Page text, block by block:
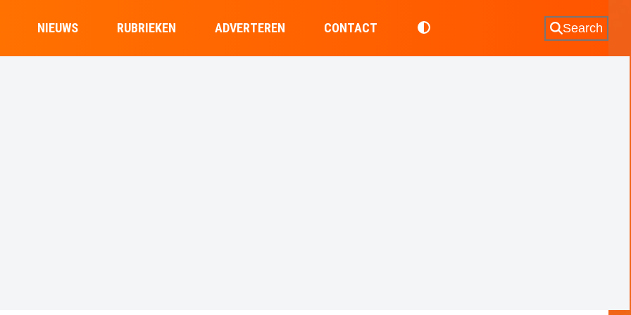
NIEUWS RUBRIEKEN ADVERTEREN CONTACT Search